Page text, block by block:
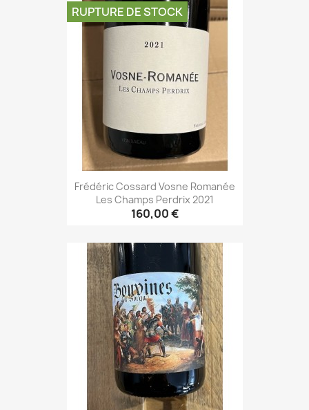
Frédéric Cossard Vosne Romanée
Les Champs Perdrix 2021
160,00 €
RUPTURE DE STOCK